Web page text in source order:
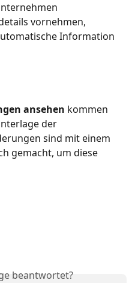
vornehmen,
Information
ansehen kommen
der
sind mit einem
gemacht, um diese
beantwortet?